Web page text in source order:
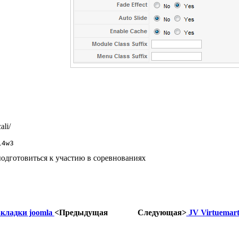
к участию в соревнованиях
joomla <Предыдущая Следующая>JV Virtuemart